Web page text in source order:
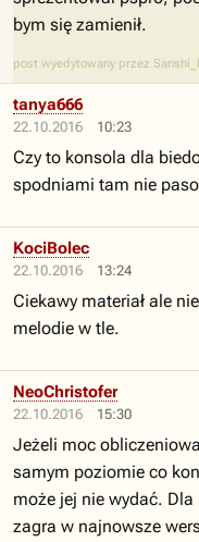
bym się zamienił.
post wyedytowany przez
22.10.2016 10:23
tanya666
Czy to konsola dla
spodniami tam nie
22.10.2016 13:24
KociBolec
Ciekawy materiał ale
melodie w tle.
22.10.2016 15:30
NeoChristofer
Jeżeli moc
samym poziomie co
może jej nie wydać.
zagra w najnowsze